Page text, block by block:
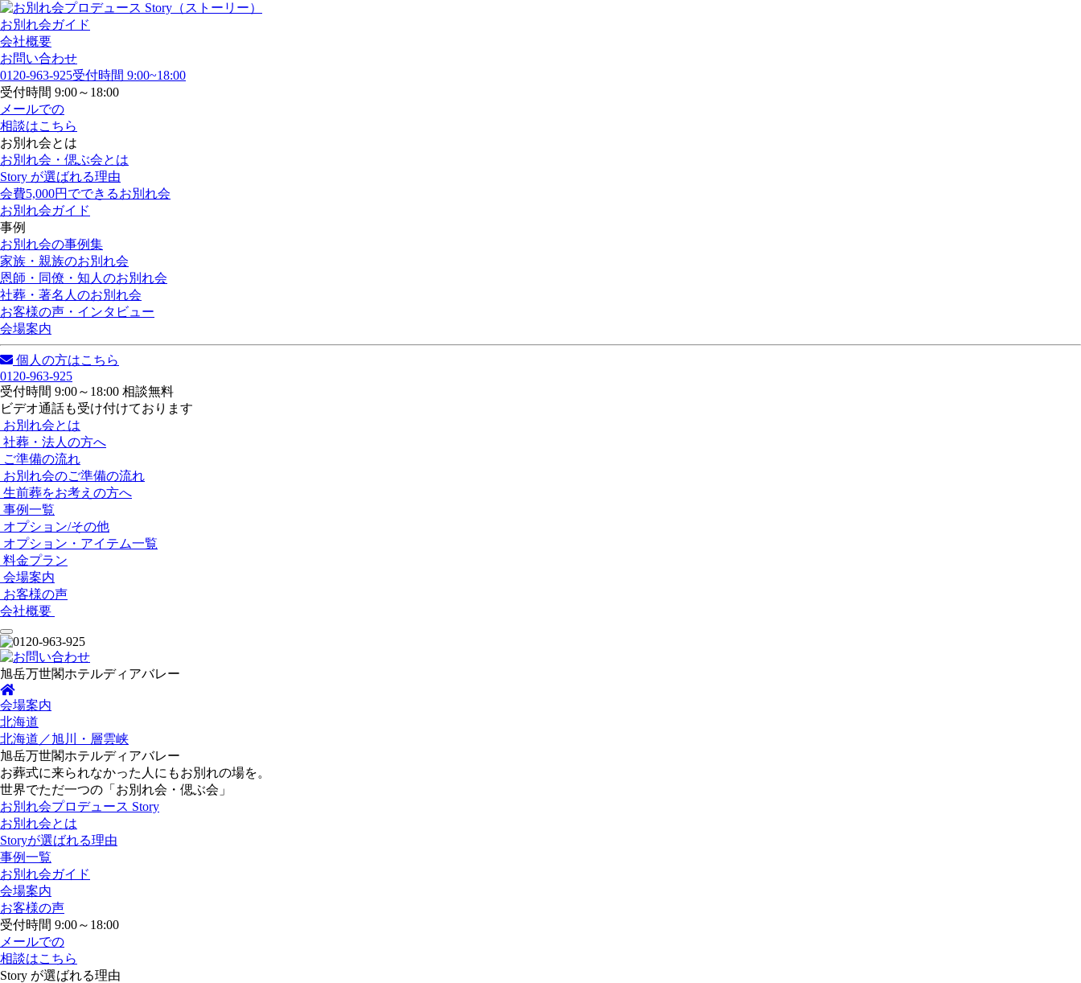
お別れ会ガイド
会社概要
お問い合わせ
0120-963-925受付時間 9:00~18:00
受付時間 9:00～18:00
メールでの
相談はこちら
お別れ会とは
お別れ会・偲ぶ会とは
Story が選ばれる理由
会費5,000円でできるお別れ会
お別れ会ガイド
事例
お別れ会の事例集
家族・親族のお別れ会
恩師・同僚・知人のお別れ会
社葬・著名人のお別れ会
お客様の声・インタビュー
会場案内
個人の方はこちら
0120-963-925
受付時間 9:00～18:00 相談無料
ビデオ通話も受け付けております
お別れ会とは
社葬・法人の方へ
ご準備の流れ
お別れ会のご準備の流れ
生前葬をお考えの方へ
事例一覧
オプション/その他
オプション・アイテム一覧
料金プラン
会場案内
お客様の声
会社概要
旭岳万世閣ホテルディアバレー
会場案内
北海道
北海道／旭川・層雲峡
旭岳万世閣ホテルディアバレー
お葬式に来られなかった人にもお別れの場を。
世界でただ一つの「お別れ会・偲ぶ会」
お別れ会プロデュース Story
お別れ会とは
Storyが選ばれる理由
事例一覧
お別れ会ガイド
会場案内
お客様の声
受付時間 9:00～18:00
メールでの
相談はこちら
Story が選ばれる理由